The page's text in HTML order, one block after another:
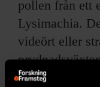
pollen från ett
Lysimachia.
videört eller
utmärkt.